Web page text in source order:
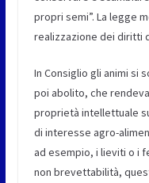
propri semi”. La legge
realizzazione dei diritti
In Consiglio gli animi si
poi abolito, che
proprietà intellettuale
di interesse agro-
ad esempio, i lieviti o i
non brevettabilità,